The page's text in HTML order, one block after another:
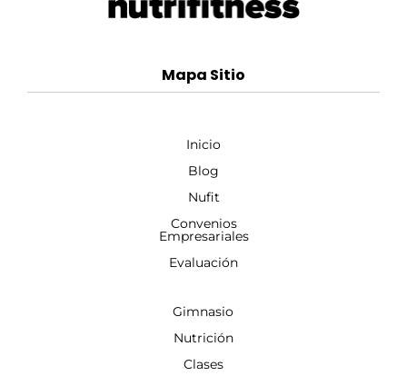
Mapa Sitio
Inicio
Blog
Nufit
Convenios
Empresariales
Evaluación
Gimnasio
Nutrición
Clases